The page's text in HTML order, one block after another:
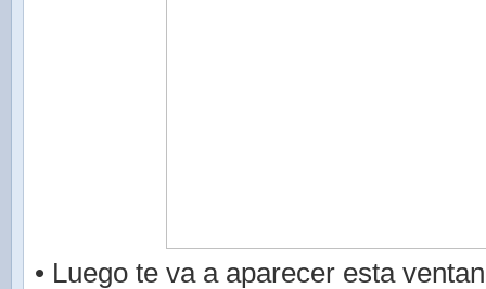
• Luego te va a aparecer esta